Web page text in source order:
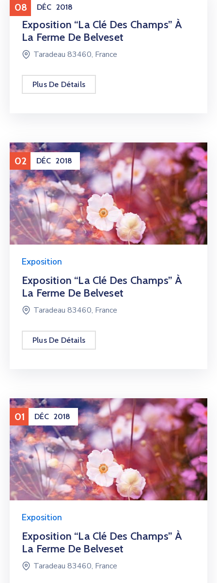
08 DÉC 2018
Exposition
Exposition “La Clé Des Champs” À
La Ferme De Belveset
Taradeau 83460, France
Plus De Détails
02 DÉC 2018
Exposition
Exposition “La Clé Des Champs” À
La Ferme De Belveset
Taradeau 83460, France
Plus De Détails
01 DÉC 2018
Exposition
Exposition “La Clé Des Champs” À
La Ferme De Belveset
Taradeau 83460, France